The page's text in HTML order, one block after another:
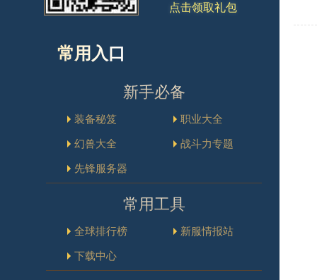
点击领取礼包
常用入口
新手必备
装备秘笈 职业大全
幻兽大全 战斗力专题
先锋服务器
常用工具
全球排行榜 新服情报站
下载中心